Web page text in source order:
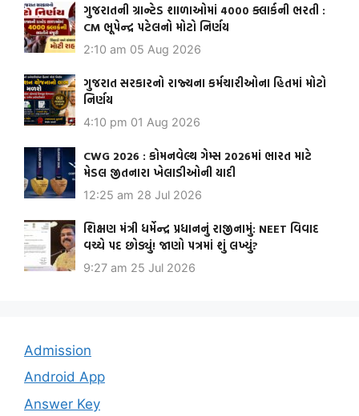
ગુજરાતની ગ્રાન્ટેડ શાળાઓમાં 4000 ક્લાર્કની ભરતી :
CM ભૂપેન્દ્ર પટેલનો મોટો નિર્ણય
2:10 am 05 Aug 2026
ગુજરાત સરકારનો રાજ્યના કર્મચારીઓના હિતમાં મોટો
નિર્ણય
4:10 pm 01 Aug 2026
CWG 2026 : કોમનવેલ્થ ગેમ્સ 2026માં ભારત માટે
મેડલ જીતનારા ખેલાડીઓની યાદી
12:25 am 28 Jul 2026
શિક્ષણ મંત્રી ધર્મેન્દ્ર પ્રધાનનું રાજીનામું: NEET વિવાદ
વચ્ચે પદ છોડ્યું! જાણો પત્રમાં શું લખ્યું?
9:27 am 25 Jul 2026
Admission
Android App
Answer Key